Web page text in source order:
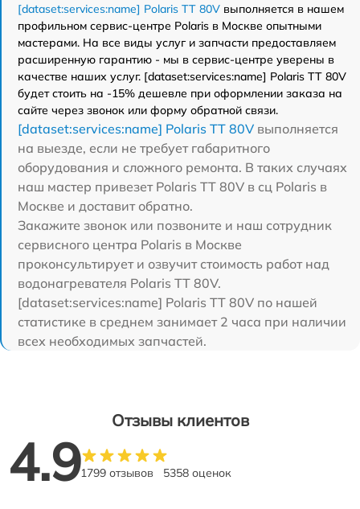
[dataset:services:name] Polaris TT 80V выполняется в нашем
профильном сервис-центре Polaris в Москве опытными
мастерами. На все виды услуг и запчасти предоставляем
расширенную гарантию - мы в сервис-центре уверены в
качестве наших услуг. [dataset:services:name] Polaris TT 80V
будет стоить на -15% дешевле при оформлении заказа на
сайте через звонок или форму обратной связи.
[dataset:services:name] Polaris TT 80V выполняется
на выезде, если не требует габаритного
оборудования и сложного ремонта. В таких случаях
наш мастер привезет Polaris TT 80V в сц Polaris в
Москве и доставит обратно.
Закажите звонок или позвоните и наш сотрудник
сервисного центра Polaris в Москве
проконсультирует и озвучит стоимость работ над
водонагревателя Polaris TT 80V.
[dataset:services:name] Polaris TT 80V по нашей
статистике в среднем занимает 2 часа при наличии
всех необходимых запчастей.
Отзывы клиентов
4.91799 отзывов 5358 оценок